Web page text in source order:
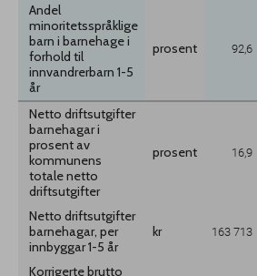
Andel
minoritetsspråklige
barn i barnehage i
forhold til
innvandrerbarn 1-5
år
prosent 92,6
Netto driftsutgifter
barnehagar i
prosent av
kommunens
totale netto
driftsutgifter
prosent 16,9
Netto driftsutgifter
barnehagar, per
innbyggar 1-5 år
kr 163 713
Korrigerte brutto